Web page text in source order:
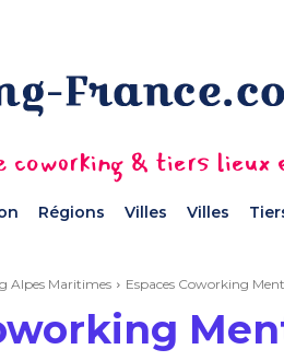
coworking & tiers
Régions Villes Villes
Alpes Maritimes Espaces Coworking